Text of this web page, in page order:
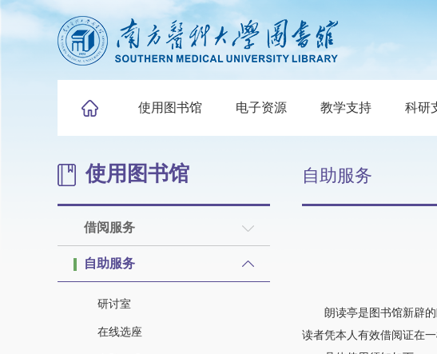
使用图书馆 电子资源 教学支持 科研
使用图书馆
借阅服务
自助服务
研讨室
在线选座
自助服务
朗读亭是图书馆新辟的
读者凭本人有效借阅证在